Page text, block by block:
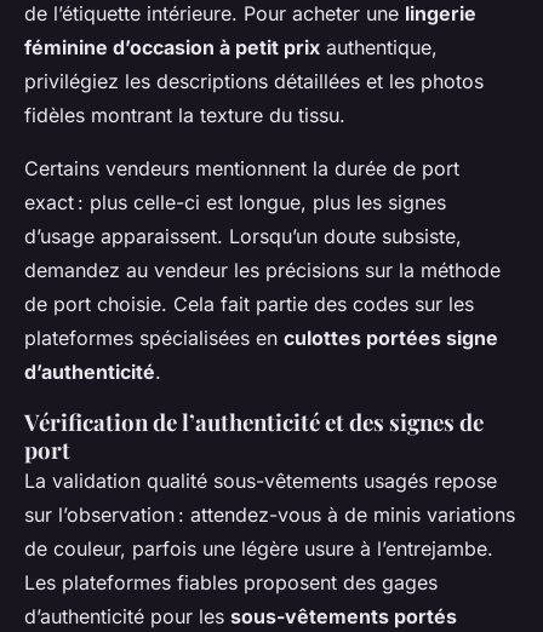
de l’étiquette intérieure. Pour acheter une lingerie
féminine d’occasion à petit prix authentique,
privilégiez les descriptions détaillées et les photos
fidèles montrant la texture du tissu.
Certains vendeurs mentionnent la durée de port
exact : plus celle-ci est longue, plus les signes
d’usage apparaissent. Lorsqu’un doute subsiste,
demandez au vendeur les précisions sur la méthode
de port choisie. Cela fait partie des codes sur les
plateformes spécialisées en culottes portées signe
d’authenticité.
Vérification de l’authenticité et des signes de
port
La validation qualité sous-vêtements usagés repose
sur l’observation : attendez-vous à de minis variations
de couleur, parfois une légère usure à l’entrejambe.
Les plateformes fiables proposent des gages
d’authenticité pour les sous-vêtements portés